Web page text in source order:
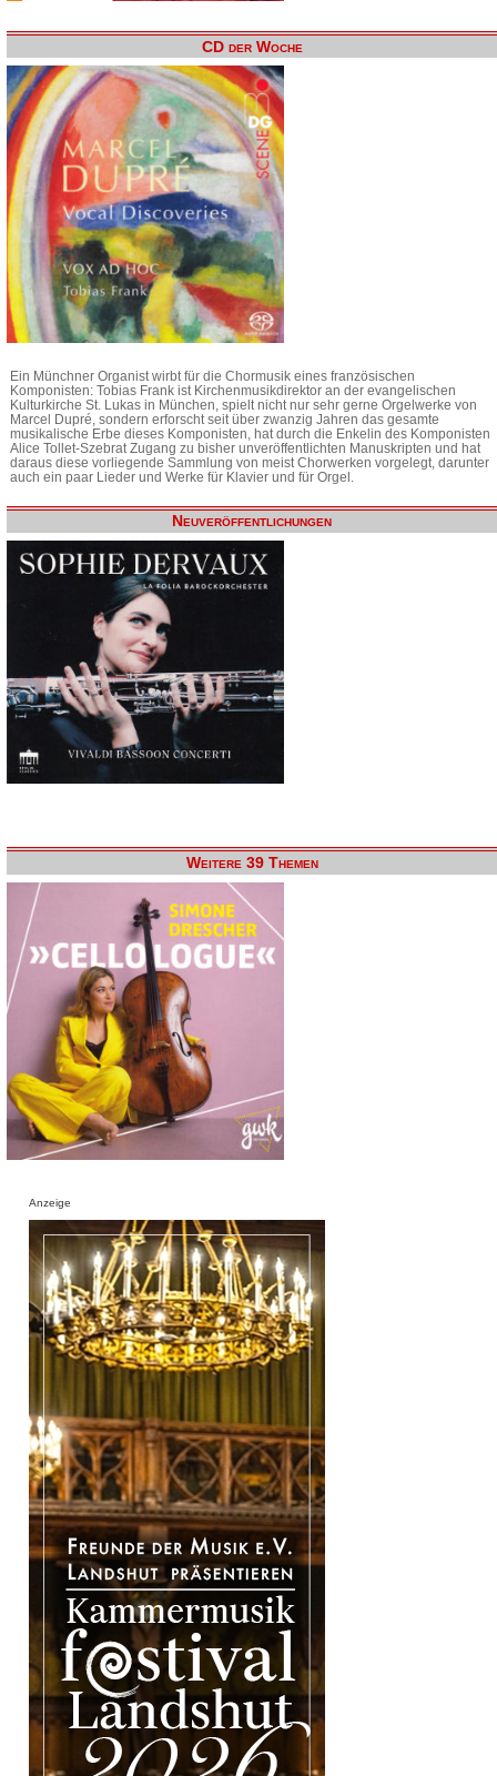
CD der Woche
Ein Münchner Organist wirbt für die Chormusik eines französischen
Komponisten: Tobias Frank ist Kirchenmusikdirektor an der evangelischen
Kulturkirche St. Lukas in München, spielt nicht nur sehr gerne Orgelwerke von
Marcel Dupré, sondern erforscht seit über zwanzig Jahren das gesamte
musikalische Erbe dieses Komponisten, hat durch die Enkelin des Komponisten
Alice Tollet-Szebrat Zugang zu bisher unveröffentlichten Manuskripten und hat
daraus diese vorliegende Sammlung von meist Chorwerken vorgelegt, darunter
auch ein paar Lieder und Werke für Klavier und für Orgel.
Neuveröffentlichungen
Weitere 39 Themen
Anzeige